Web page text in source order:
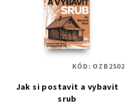
Jak si postavit a vybavit
srub
KÓD: OZB2502